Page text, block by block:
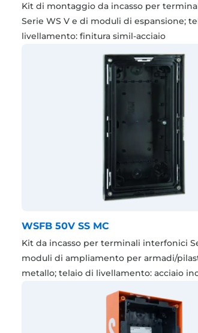
Kit di montaggio da incasso per
Serie WS V e di moduli di espansione;
livellamento: finitura simil-acciaio
WSFB 50V SS MC
Kit da incasso per terminali interfonici
moduli di ampliamento per armadi/
metallo; telaio di livellamento: acciaio